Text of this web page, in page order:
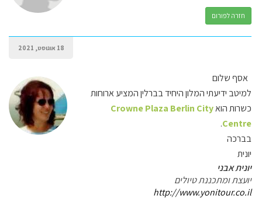
חזרה לפורום
18 אוגוסט, 2021
אסף שלום
למיטב ידיעתי המלון היחיד בברלין המציע ארוחות
כשרות הואCrowne Plaza Berlin City
Centre
.
בברכה
יונית
יונית אבני
יועצת ומתכננת טיולים
http://www.yonitour.co.il